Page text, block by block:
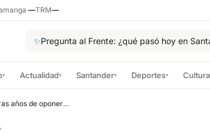
—TRM—
✨Pregunta al Frente: ¿qué pasó hoy en
▾ Actualidad▾ Santander▾ Deportes▾ Cultura
Paloma Valencia promete no tocar subsidios tras años de oponerse a reformas sociales ¿Será oportunismo electoral?